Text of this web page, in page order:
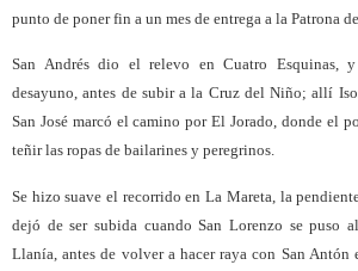
punto de poner fin a un mes de entrega a la Patrona
San Andrés dio el relevo en Cuatro Esquinas,
desayuno, antes de subir a la Cruz del Niño; allí
San José marcó el camino por El Jorado, donde el
teñir las ropas de bailarines y peregrinos.
Se hizo suave el recorrido en La Mareta, la
dejó de ser subida cuando San Lorenzo se puso
Llanía, antes de volver a hacer raya con San Antón